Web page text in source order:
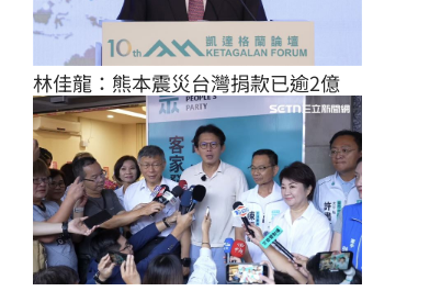
林佳龍：熊本震災台灣捐款已逾2億